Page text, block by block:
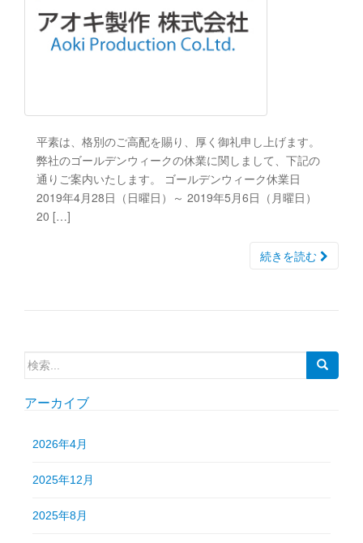
平素は、格別のご高配を賜り、厚く御礼申し上げます。
弊社のゴールデンウィークの休業に関しまして、下記の
通りご案内いたします。 ゴールデンウィーク休業日
2019年4月28日（日曜日）～ 2019年5月6日（月曜日）
20 […]
続きを読む
検
アーカイブ
2026年4月
2025年12月
2025年8月